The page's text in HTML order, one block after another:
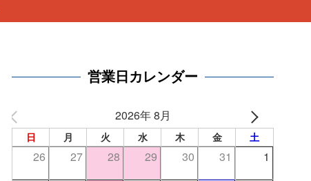
営業日カレンダー
2026年 8月
日 月 火 水 木 金 土
26 27 28 29 30 31 1